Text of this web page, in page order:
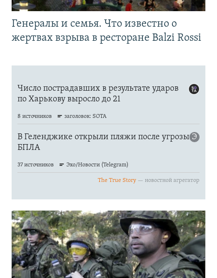
Генералы и семья. Что известно о
жертвах взрыва в ресторане Balzi Rossi